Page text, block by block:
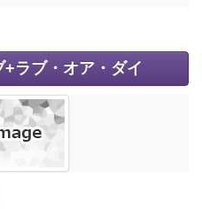
ラブ・オア・ダイ